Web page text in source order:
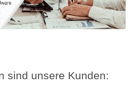
sind unsere Kunden: